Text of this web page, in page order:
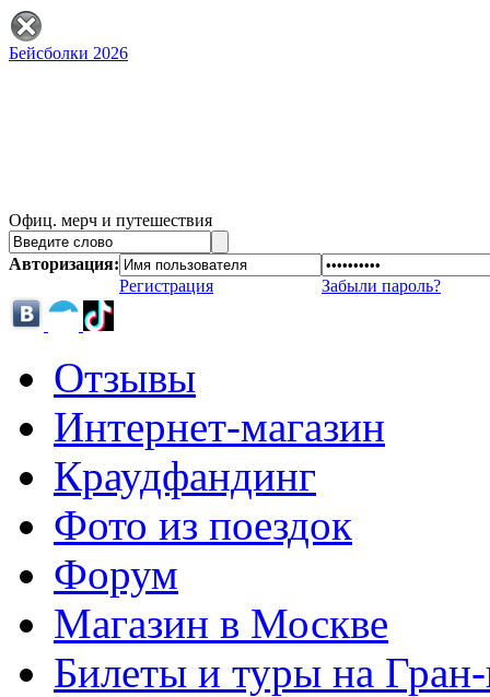
Бейсболки 2026
Офиц. мерч и путешествия
Авторизация:
Регистрация
Забыли пароль?
Отзывы
Интернет-магазин
Краудфандинг
Фото из поездок
Форум
Магазин в Москве
Билеты и туры на